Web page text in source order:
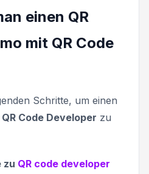
einen QR
mit QR Code
Schritte, um einen
QR Code Developer zu
zu QR code developer